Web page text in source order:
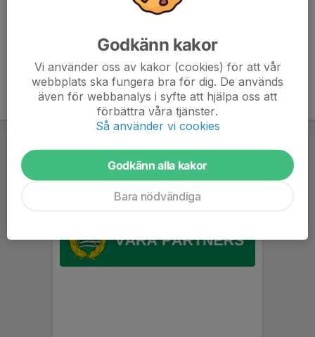
Godkänn kakor
Vi använder oss av kakor (cookies) för att vår
webbplats ska fungera bra för dig. De används
även för webbanalys i syfte att hjälpa oss att
förbättra våra tjänster.
Så använder vi cookies
Godkänn alla kakor
Bara nödvändiga